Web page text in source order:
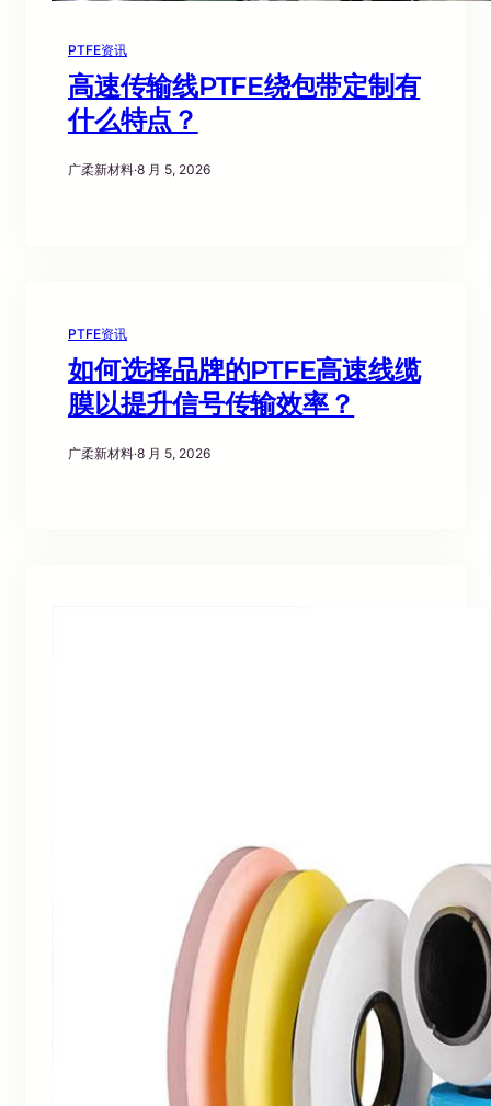
PTFE资讯
高速传输线PTFE绕包带定制有
什么特点？
广柔新材料·8 月 5, 2026
PTFE资讯
如何选择品牌的PTFE高速线缆
膜以提升信号传输效率？
广柔新材料·8 月 5, 2026